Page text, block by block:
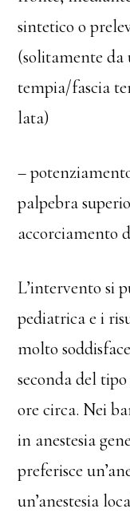
sintetico o
(solitamente da
tempia/fascia
lata)
–
palpebra
accorciamento
L’intervento si
pediatrica e i
molto
seconda del
ore circa. Nei
in anestesia
preferisce
un’anestesia